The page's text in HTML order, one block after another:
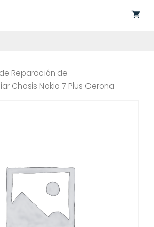
Reparación de
Chasis Nokia 7 Plus Gerona